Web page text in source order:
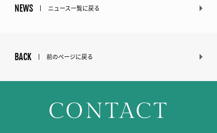
NEWS ニュース一覧に戻る
BACK 前のページに戻る
CONTACT